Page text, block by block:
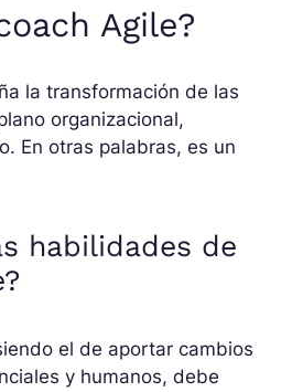
Agile?
la transformación de las
organizacional,
En otras palabras, es un
habilidades de
el de aportar cambios
y humanos, debe